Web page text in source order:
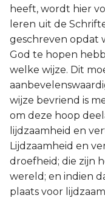
heeft, wordt hier
leren uit de
geschreven opdat
God te hopen
welke wijze. Dit
wijze bevriend is
om deze hoop
lijdzaamheid en
Lijdzaamheid en
droefheid; die zijn
wereld; en indien
plaats voor